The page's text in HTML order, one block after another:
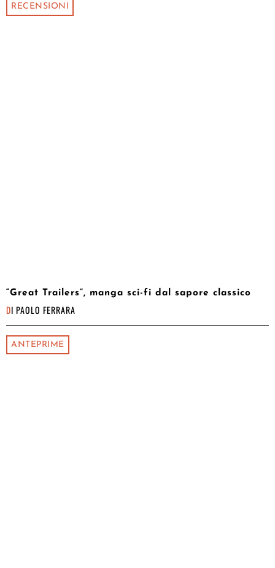
RECENSIONI
“Great Trailers”, manga sci-fi dal sapore classico
DI PAOLO FERRARA
ANTEPRIME